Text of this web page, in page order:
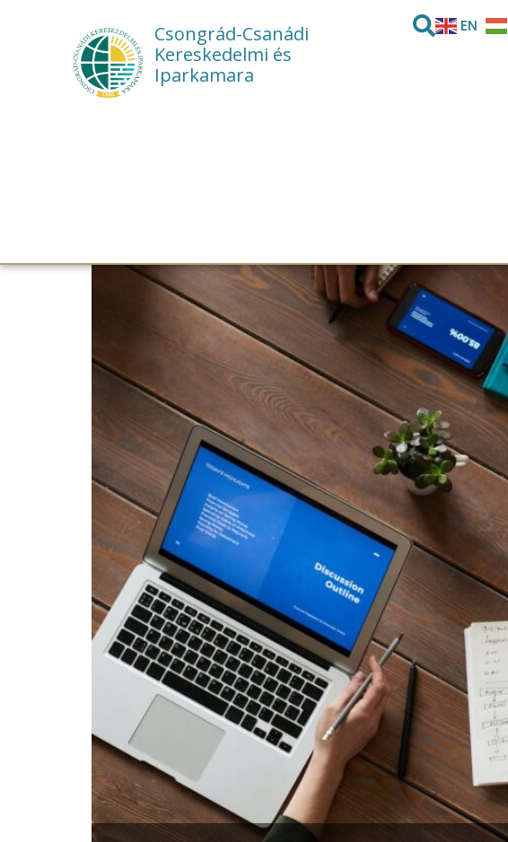
Csongrád-Csanádi
Kereskedelmi és
Iparkamara
EN